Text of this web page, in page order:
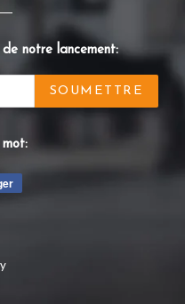
notre lancement:
mot: